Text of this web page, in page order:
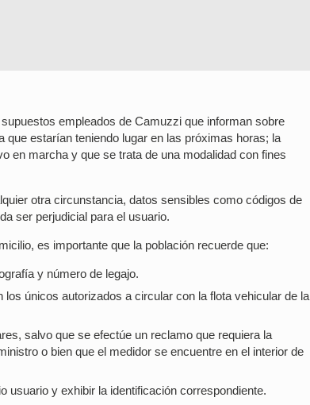
empleados de Camuzzi que informan sobre
estarían teniendo lugar en las próximas horas; la
en marcha y que se trata de una modalidad con fines
otra circunstancia, datos sensibles como códigos de
ser perjudicial para el usuario.
es importante que la población recuerde que:
y número de legajo.
únicos autorizados a circular con la flota vehicular de la
salvo que se efectúe un reclamo que requiera la
o bien que el medidor se encuentre en el interior de
usuario y exhibir la identificación correspondiente.